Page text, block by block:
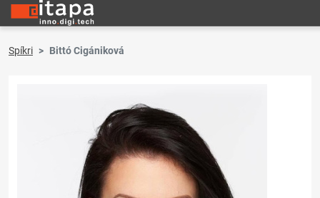
Spíkri Bittó Cigániková